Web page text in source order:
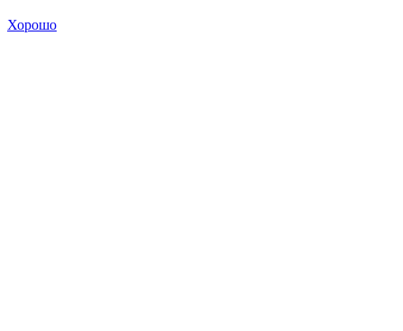
Хорошо